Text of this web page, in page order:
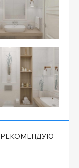
РЕКОМЕНДУЮ